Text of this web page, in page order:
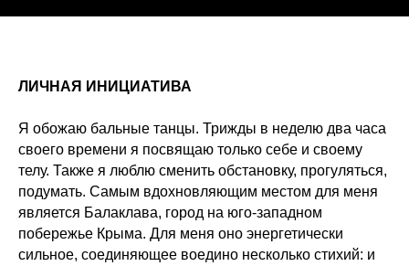
ЛИЧНАЯ ИНИЦИАТИВА
Я обожаю бальные танцы. Трижды в неделю два часа
своего времени я посвящаю только себе и своему
телу. Также я люблю сменить обстановку, прогуляться,
подумать. Самым вдохновляющим местом для меня
является Балаклава, город на юго-западном
побережье Крыма. Для меня оно энергетически
сильное, соединяющее воедино несколько стихий: и